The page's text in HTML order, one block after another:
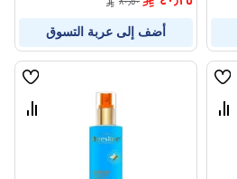
أضف إلى عربة التسوق
قائمة
قارن
قائمة
قارن